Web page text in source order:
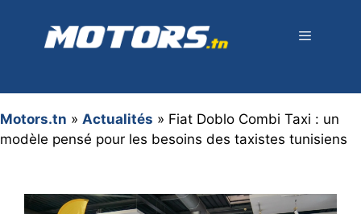
contenu
Motors.tn » Actualités » Fiat Doblo Combi Taxi : un
modèle pensé pour les besoins des taxistes tunisiens